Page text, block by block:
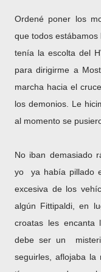
Ordené poner los
que todos
tenía la escolta del
para dirigirme a
marcha hacia el
los demonios. Le
al momento se
No iban demasiado
yo ya había pillado
excesiva de los
algún Fittipaldi, en
croatas les encanta
debe ser un
seguirles, aflojaba la